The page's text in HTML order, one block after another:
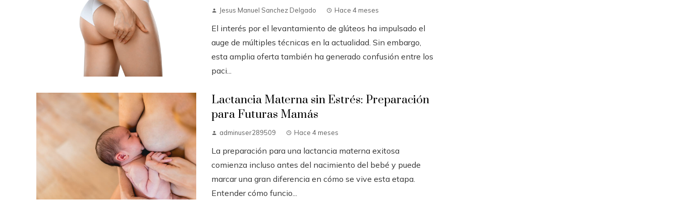
Jesus Manuel Sanchez Delgado Hace 4 meses
El interés por el levantamiento de glúteos ha impulsado el
auge de múltiples técnicas en la actualidad. Sin embargo,
esta amplia oferta también ha generado confusión entre los
paci...
Lactancia Materna sin Estrés: Preparación
para Futuras Mamás
adminuser289509 Hace 4 meses
La preparación para una lactancia materna exitosa
comienza incluso antes del nacimiento del bebé y puede
marcar una gran diferencia en cómo se vive esta etapa.
Entender cómo funcio...